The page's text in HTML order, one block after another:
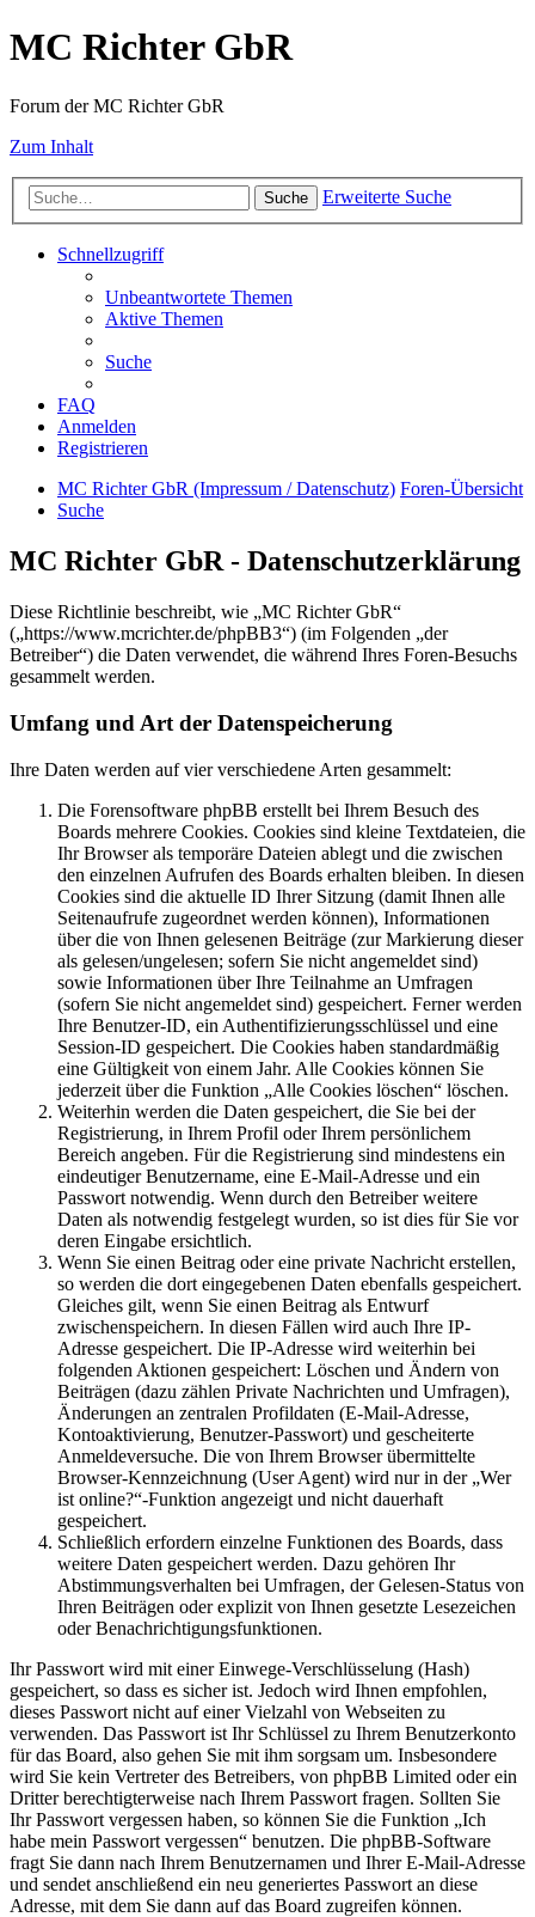
MC Richter GbR
Forum der MC Richter GbR
Zum Inhalt
Suche Erweiterte Suche
Schnellzugriff
Unbeantwortete Themen
Aktive Themen
Suche
FAQ
Anmelden
Registrieren
MC Richter GbR (Impressum / Datenschutz) Foren-Übersicht
Suche
MC Richter GbR - Datenschutzerklärung
Diese Richtlinie beschreibt, wie „MC Richter GbR“
(„https://www.mcrichter.de/phpBB3“) (im Folgenden „der
Betreiber“) die Daten verwendet, die während Ihres Foren-Besuchs
gesammelt werden.
Umfang und Art der Datenspeicherung
Ihre Daten werden auf vier verschiedene Arten gesammelt:
Die Forensoftware phpBB erstellt bei Ihrem Besuch des
Boards mehrere Cookies. Cookies sind kleine Textdateien, die
Ihr Browser als temporäre Dateien ablegt und die zwischen
den einzelnen Aufrufen des Boards erhalten bleiben. In diesen
Cookies sind die aktuelle ID Ihrer Sitzung (damit Ihnen alle
Seitenaufrufe zugeordnet werden können), Informationen
über die von Ihnen gelesenen Beiträge (zur Markierung dieser
als gelesen/ungelesen; sofern Sie nicht angemeldet sind)
sowie Informationen über Ihre Teilnahme an Umfragen
(sofern Sie nicht angemeldet sind) gespeichert. Ferner werden
Ihre Benutzer-ID, ein Authentifizierungsschlüssel und eine
Session-ID gespeichert. Die Cookies haben standardmäßig
eine Gültigkeit von einem Jahr. Alle Cookies können Sie
jederzeit über die Funktion „Alle Cookies löschen“ löschen.
Weiterhin werden die Daten gespeichert, die Sie bei der
Registrierung, in Ihrem Profil oder Ihrem persönlichem
Bereich angeben. Für die Registrierung sind mindestens ein
eindeutiger Benutzername, eine E-Mail-Adresse und ein
Passwort notwendig. Wenn durch den Betreiber weitere
Daten als notwendig festgelegt wurden, so ist dies für Sie vor
deren Eingabe ersichtlich.
Wenn Sie einen Beitrag oder eine private Nachricht erstellen,
so werden die dort eingegebenen Daten ebenfalls gespeichert.
Gleiches gilt, wenn Sie einen Beitrag als Entwurf
zwischenspeichern. In diesen Fällen wird auch Ihre IP-
Adresse gespeichert. Die IP-Adresse wird weiterhin bei
folgenden Aktionen gespeichert: Löschen und Ändern von
Beiträgen (dazu zählen Private Nachrichten und Umfragen),
Änderungen an zentralen Profildaten (E-Mail-Adresse,
Kontoaktivierung, Benutzer-Passwort) und gescheiterte
Anmeldeversuche. Die von Ihrem Browser übermittelte
Browser-Kennzeichnung (User Agent) wird nur in der „Wer
ist online?“-Funktion angezeigt und nicht dauerhaft
gespeichert.
Schließlich erfordern einzelne Funktionen des Boards, dass
weitere Daten gespeichert werden. Dazu gehören Ihr
Abstimmungsverhalten bei Umfragen, der Gelesen-Status von
Ihren Beiträgen oder explizit von Ihnen gesetzte Lesezeichen
oder Benachrichtigungsfunktionen.
Ihr Passwort wird mit einer Einwege-Verschlüsselung (Hash)
gespeichert, so dass es sicher ist. Jedoch wird Ihnen empfohlen,
dieses Passwort nicht auf einer Vielzahl von Webseiten zu
verwenden. Das Passwort ist Ihr Schlüssel zu Ihrem Benutzerkonto
für das Board, also gehen Sie mit ihm sorgsam um. Insbesondere
wird Sie kein Vertreter des Betreibers, von phpBB Limited oder ein
Dritter berechtigterweise nach Ihrem Passwort fragen. Sollten Sie
Ihr Passwort vergessen haben, so können Sie die Funktion „Ich
habe mein Passwort vergessen“ benutzen. Die phpBB-Software
fragt Sie dann nach Ihrem Benutzernamen und Ihrer E-Mail-Adresse
und sendet anschließend ein neu generiertes Passwort an diese
Adresse, mit dem Sie dann auf das Board zugreifen können.